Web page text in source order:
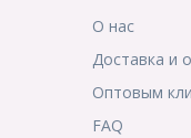
О нас
Доставка и
Оптовым
FAQ